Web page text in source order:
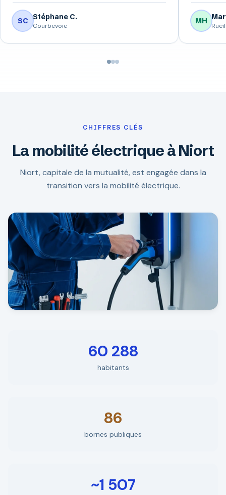
SC Stéphane C.
Courbevoie
MH
CHIFFRES CLÉS
La mobilité électrique à Niort
Niort, capitale de la mutualité, est engagée dans la
transition vers la mobilité électrique.
60 288
habitants
86
bornes publiques
~1 507